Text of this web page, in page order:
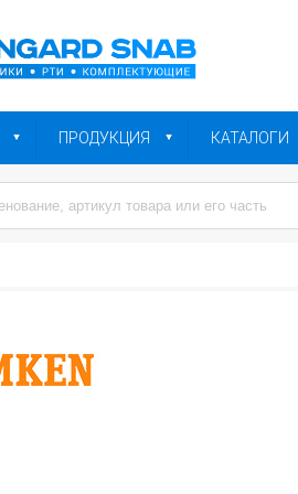
ПРОДУКЦИЯ КАТАЛОГИ